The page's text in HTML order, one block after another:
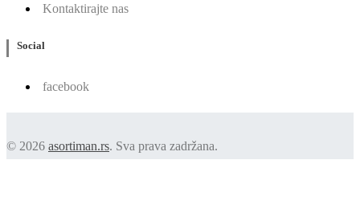
Kontaktirajte nas
Social
facebook
© 2026 asortiman.rs. Sva prava zadržana.